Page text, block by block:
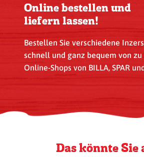
Online bestellen und
liefern lassen!
Bestellen Sie verschiedene
schnell und ganz bequem von
Online-Shops von BILLA, SPAR
Das könnte Sie